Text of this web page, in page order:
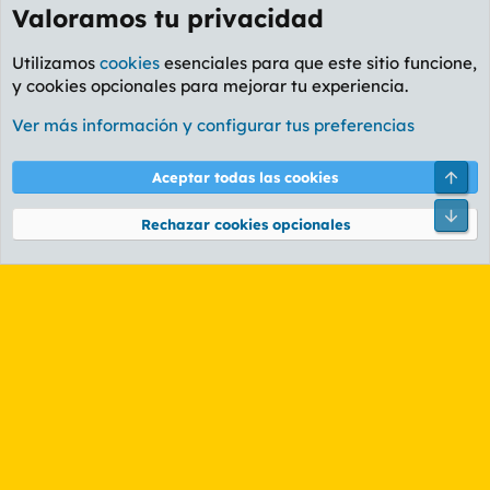
Foro General
Cookies
PL OLDSTYLE AMARILLO
Términos y reglas Política de privacidad Ayuda
Community platform by XenForo® © 2010-2026 XenForo Ltd.
Valoramos tu privacidad
Utilizamos cookies esenciales para que este sitio funcione,
y cookies opcionales para mejorar tu experiencia.
Ver más información y configurar tus preferencias
Aceptar todas las cookies
Rechazar cookies opcionales
Pie